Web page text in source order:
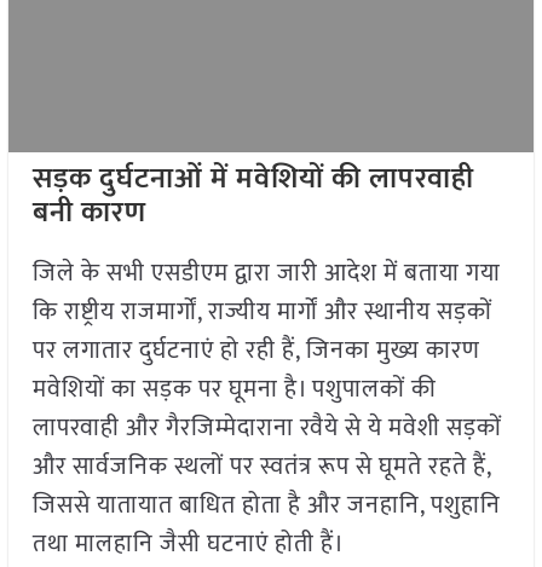
सड़क दुर्घटनाओं में मवेशियों की लापरवाही
बनी कारण
जिले के सभी एसडीएम द्वारा जारी आदेश में बताया गया
कि राष्ट्रीय राजमार्गों, राज्यीय मार्गों और स्थानीय सड़कों
पर लगातार दुर्घटनाएं हो रही हैं, जिनका मुख्य कारण
मवेशियों का सड़क पर घूमना है। पशुपालकों की
लापरवाही और गैरजिम्मेदाराना रवैये से ये मवेशी सड़कों
और सार्वजनिक स्थलों पर स्वतंत्र रूप से घूमते रहते हैं,
जिससे यातायात बाधित होता है और जनहानि, पशुहानि
तथा मालहानि जैसी घटनाएं होती हैं।